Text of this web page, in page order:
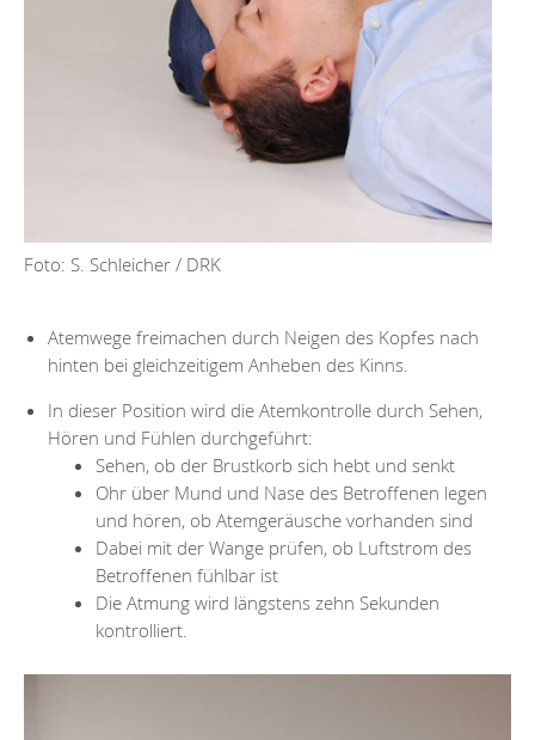
Foto: S. Schleicher / DRK
Atemwege freimachen durch Neigen des Kopfes nach
hinten bei gleichzeitigem Anheben des Kinns.
In dieser Position wird die Atemkontrolle durch Sehen,
Hören und Fühlen durchgeführt:
Sehen, ob der Brustkorb sich hebt und senkt
Ohr über Mund und Nase des Betroffenen legen
und hören, ob Atemgeräusche vorhanden sind
Dabei mit der Wange prüfen, ob Luftstrom des
Betroffenen fühlbar ist
Die Atmung wird längstens zehn Sekunden
kontrolliert.